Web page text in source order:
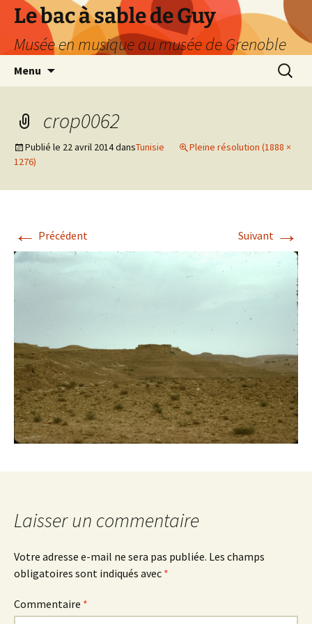
Le bac à sable de Guy
Musée en musique au musée de Grenoble
Menu
crop0062
Publié le 22 avril 2014dansTunisie
Pleine résolution (1888 ×
1276)
← Précédent Suivant →
Laisser un commentaire
Votre adresse e-mail ne sera pas publiée. Les champs
obligatoires sont indiqués avec *
Commentaire *